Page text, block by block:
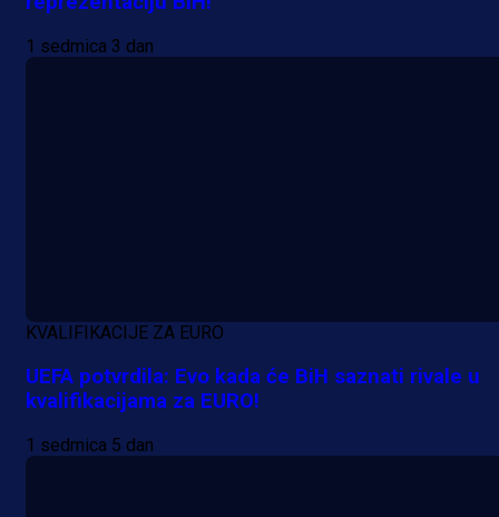
1 dan 19 h
1 sedmica 3 dan
KVALIFIKACIJE ZA EURO
UEFA potvrdila: Evo kada će BiH saznati rivale u
kvalifikacijama za EURO!
1 sedmica 5 dan